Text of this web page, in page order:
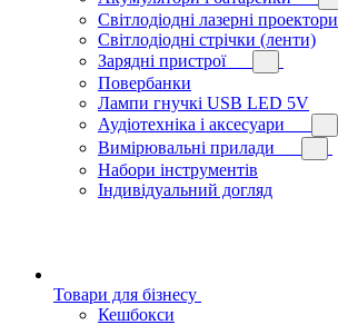
Світлодіодні лазерні проектори
Світлодіодні стрічки (ленти)
Зарядні пристрої
Повербанки
Лампи гнучкі USB LED 5V
Аудіотехніка і аксесуари
Вимірювальні прилади
Набори інструментів
Індивідуальний догляд
Товари для бізнесу
Кешбокси